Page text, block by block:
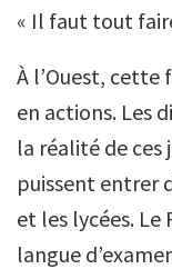
« Il faut tout
À l’Ouest,
en actions. Les
la réalité de ces
puissent entrer
et les lycées. Le
langue